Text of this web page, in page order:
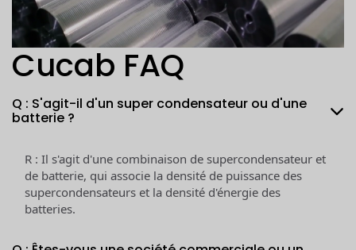
Cucab FAQ
Q : S'agit-il d'un super condensateur ou d'une
batterie ?
R : Il s'agit d'une combinaison de supercondensateur et
de batterie, qui associe la densité de puissance des
supercondensateurs et la densité d'énergie des
batteries.